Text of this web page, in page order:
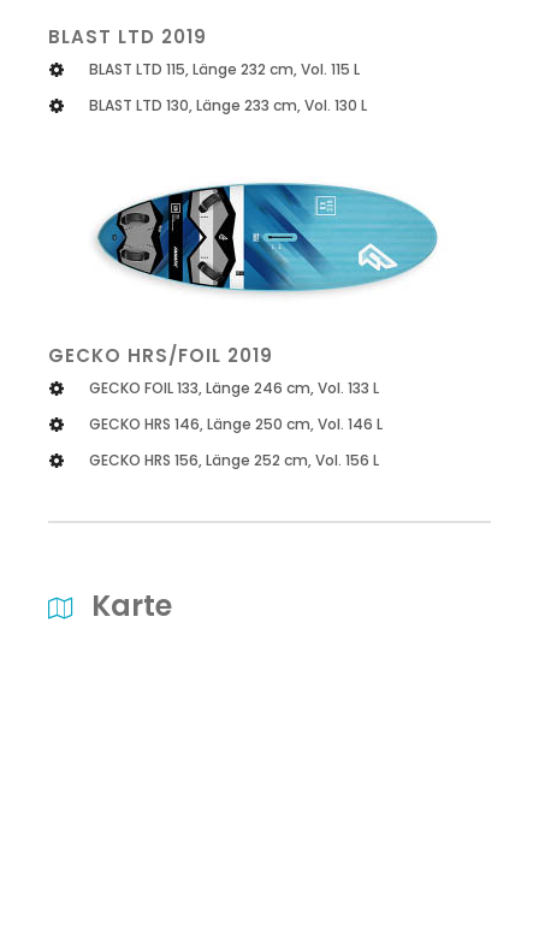
BLAST LTD 2019
BLAST LTD 115, Länge 232 cm, Vol. 115 L
BLAST LTD 130, Länge 233 cm, Vol. 130 L
GECKO HRS/FOIL 2019
GECKO FOIL 133, Länge 246 cm, Vol. 133 L
GECKO HRS 146, Länge 250 cm, Vol. 146 L
GECKO HRS 156, Länge 252 cm, Vol. 156 L
Karte